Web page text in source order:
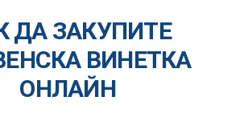
ДА ЗАКУПИТЕ
ВИНЕТКА
ОНЛАЙН